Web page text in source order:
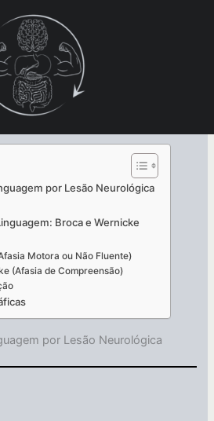
por Lesão Neurológica
Broca e Wernicke
Motora ou Não Fluente)
(Afasia de Compreensão)
por Lesão Neurológica